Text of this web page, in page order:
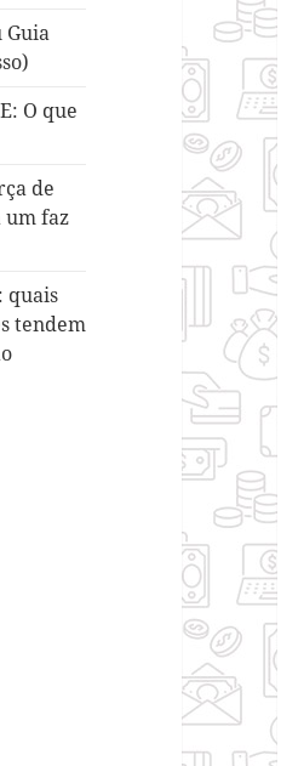
Guia
O que
de
um faz
quais
tendem